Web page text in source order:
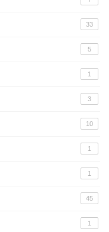
33
5
1
3
10
1
1
45
1